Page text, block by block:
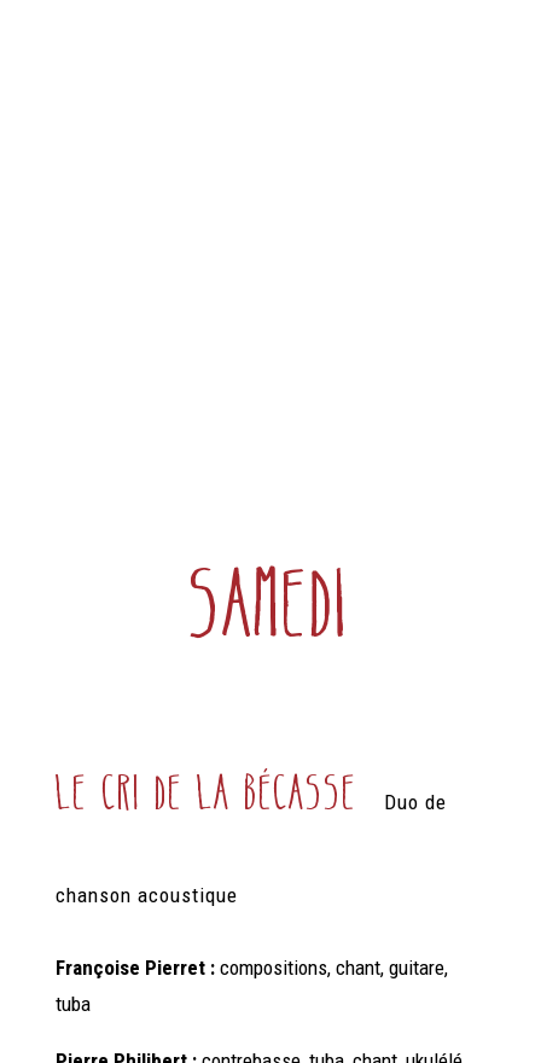
Samedi
Le cri de la bécasse Duo de
chanson acoustique
Françoise Pierret : compositions, chant, guitare,
tuba